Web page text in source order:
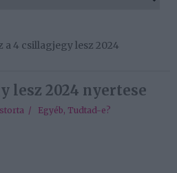
a 4 csillagjegy lesz 2024
lesz 2024 nyertese
/ Egyéb, Tudtad-e?